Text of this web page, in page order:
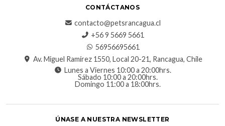
CONTÁCTANOS
contacto@petsrancagua.cl
‪+56 9 5669 5661‬
56956695661‬
Av. Miguel Ramírez 1550, Local 20-21, Rancagua, Chile
Lunes a Viernes 10:00 a 20:00hrs.
Sábado 10:00 a 20:00hrs.
Domingo 11:00 a 18:00hrs.
ÚNASE A NUESTRA NEWSLETTER